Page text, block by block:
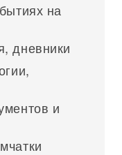
на
дневники
и